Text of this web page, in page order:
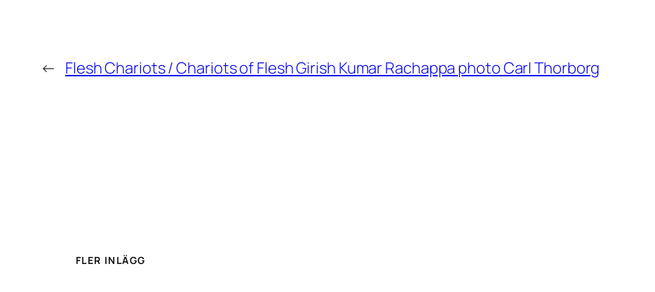
← Flesh Chariots / Chariots of Flesh Girish Kumar Rachappa photo Carl Thorborg
FLER INLÄGG